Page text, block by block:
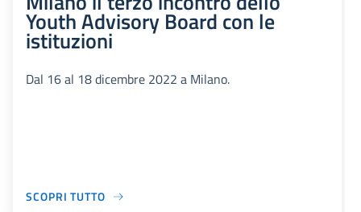
Youth Advisory Board con le
istituzioni
Dal 16 al 18 dicembre 2022 a Milano.
SCOPRI TUTTO